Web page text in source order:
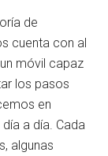
de
cuenta con al
móvil capaz
los pasos
en
a día. Cada
algunas